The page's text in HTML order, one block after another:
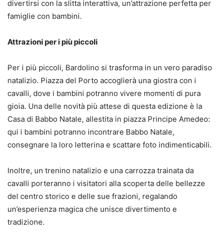
divertirsi con la slitta interattiva, un’attrazione perfetta per
famiglie con bambini.
Attrazioni per i più piccoli
Per i più piccoli, Bardolino si trasforma in un vero paradiso
natalizio. Piazza del Porto accoglierà una giostra con i
cavalli, dove i bambini potranno vivere momenti di pura
gioia. Una delle novità più attese di questa edizione è la
Casa di Babbo Natale, allestita in piazza Principe Amedeo:
qui i bambini potranno incontrare Babbo Natale,
consegnare la loro letterina e scattare foto indimenticabili.
Inoltre, un trenino natalizio e una carrozza trainata da
cavalli porteranno i visitatori alla scoperta delle bellezze
del centro storico e delle sue frazioni, regalando
un’esperienza magica che unisce divertimento e
tradizione.